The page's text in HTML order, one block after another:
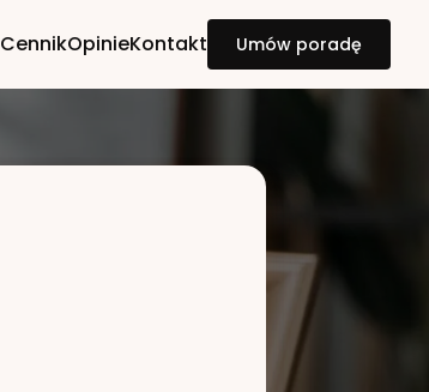
CennikOpinieKontakt Umów poradę